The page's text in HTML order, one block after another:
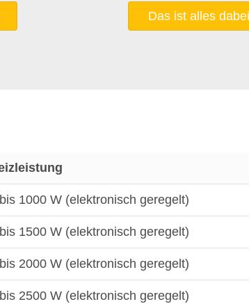
Das ist alles dabei
1000 W (elektronisch geregelt)
1500 W (elektronisch geregelt)
2000 W (elektronisch geregelt)
2500 W (elektronisch geregelt)